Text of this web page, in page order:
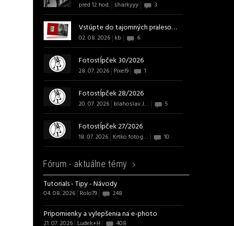
pred 12 hod. sharkyyy 3
Vstúpte do tajomných pralesov s ...
02. 08. 2026 kb 6
Fotostĺpček 30/2026
28. 07. 2026 Pixel9 1
Fotostĺpček 28/2026
20. 07. 2026 blahoslav J B Art 5
Fotostĺpček 27/2026
18. 07. 2026 Krtko fotografom 10
Fórum - aktuálne témy
Tutorials - Tipy - Návody
04. 08. 2026 Rolo79 248
Pripomienky a vylepšenia na e-photo
21. 07. 2026 Ludek+H 408